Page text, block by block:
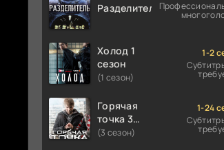
Разделитель
Холод 1
сезон
(1 сезон)
1-2
Горячая
точка 3
сезон
(3 сезон)
1-24